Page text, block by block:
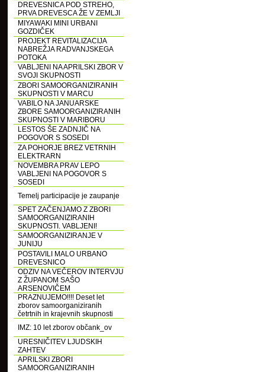
DREVESNICA POD STREHO,
PRVA DREVESCA ŽE V ZEMLJI
MIYAWAKI MINI URBANI
GOZDIČEK
PROJEKT REVITALIZACIJA
NABREŽJA RADVANJSKEGA
POTOKA
VABLJENI NA APRILSKI ZBOR V
SVOJI SKUPNOSTI
ZBORI SAMOORGANIZIRANIH
SKUPNOSTI V MARCU
VABILO NA JANUARSKE
ZBORE SAMOORGANIZIRANIH
SKUPNOSTI V MARIBORU
LESTOS ŠE ZADNJIČ NA
POGOVOR S SOSEDI
ZA POHORJE BREZ VETRNIH
ELEKTRARN
NOVEMBRA PRAV LEPO
VABLJENI NA POGOVOR S
SOSEDI
Temelj participacije je zaupanje
SPET ZAČENJAMO Z ZBORI
SAMOORGANIZIRANIH
SKUPNOSTI. VABLJENI!
SAMOORGANIZIRANJE V
JUNIJU
POSTAVILI MALO URBANO
DREVESNICO
ODZIV NA VEČEROV INTERVJU
Z ŽUPANOM SAŠO
ARSENOVIČEM
PRAZNUJEMO!!!! Deset let
zborov samoorganiziranih
četrtnih in krajevnih skupnosti
IMZ: 10 let zborov občank_ov
URESNIČITEV LJUDSKIH
ZAHTEV
APRILSKI ZBORI
SAMOORGANIZIRANIH